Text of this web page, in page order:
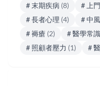
# 末期疾病 (8) # 上
# 長者心理 (4) # 中
# 褥瘡 (2) # 醫學常識
# 照顧者壓力 (1) #